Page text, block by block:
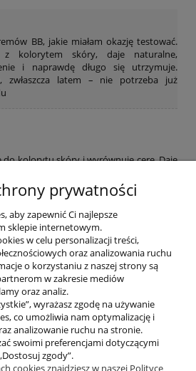
BB, jakie miałam okazję testować.
kolorytem skóry, daje naturalne,
i naprawdę długo się utrzymuje.
zwłaszcza latem – nie potrzeba już
do kolorytu skóry i wyrównuje cerę. Daje
i wygląda bardzo naturalnie.
dzięki któremu nie muszę nakładać
POMOC
INFORMACJE
prywatności
aby zapewnić Ci najlepsze
sklepie internetowym.
w celu personalizacji treści,
oraz analizowania ruchu
o korzystaniu z naszej strony są
w zakresie mediów
oraz analiz.
wyrażasz zgodę na używanie
co umożliwia nam optymalizację i
analizowanie ruchu na stronie.
swoimi preferencjami dotyczącymi
zgody”.
cookies znajdziesz w naszej Polityce